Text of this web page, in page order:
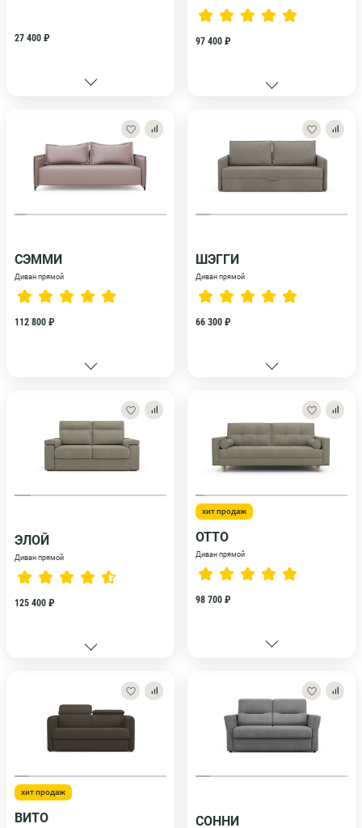
27 400 ₽ 97 400 ₽
СЭММИ
Диван прямой
112 800 ₽
ШЭГГИ
Диван прямой
66 300 ₽
ЭЛОЙ
Диван прямой
125 400 ₽
хит продаж
ОТТО
Диван прямой
98 700 ₽
хит продаж
ВИТО СОННИ